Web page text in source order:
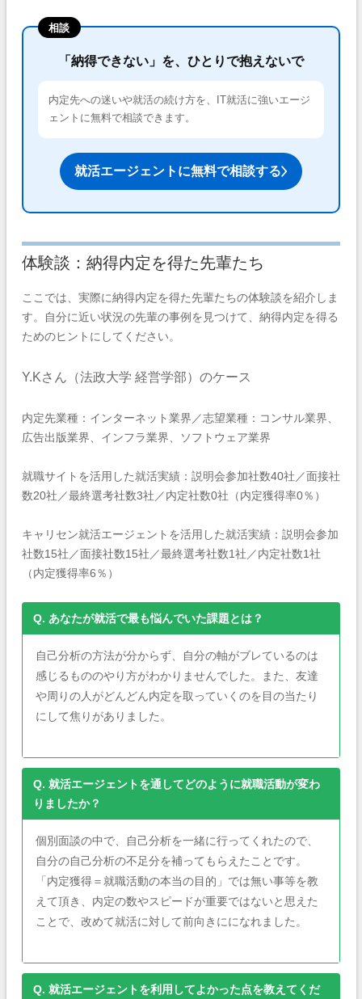
相談
「納得できない」を、ひとりで抱えないで
内定先への迷いや就活の続け方を、IT就活に強いエージ
ェントに無料で相談できます。
就活エージェントに無料で相談する
体験談：納得内定を得た先輩たち
ここでは、実際に納得内定を得た先輩たちの体験談を紹介しま
す。自分に近い状況の先輩の事例を見つけて、納得内定を得る
ためのヒントにしてください。
Y.Kさん（法政大学 経営学部）のケース
内定先業種：インターネット業界／志望業種：コンサル業界、
広告出版業界、インフラ業界、ソフトウェア業界
就職サイトを活用した就活実績：説明会参加社数40社／面接社
数20社／最終選考社数3社／内定社数0社（内定獲得率0％）
キャリセン就活エージェントを活用した就活実績：説明会参加
社数15社／面接社数15社／最終選考社数1社／内定社数1社
（内定獲得率6％）
Q. あなたが就活で最も悩んでいた課題とは？
自己分析の方法が分からず、自分の軸がブレているのは
感じるもののやり方がわかりませんでした。また、友達
や周りの人がどんどん内定を取っていくのを目の当たり
にして焦りがありました。
Q. 就活エージェントを通してどのように就職活動が変わ
りましたか？
個別面談の中で、自己分析を一緒に行ってくれたので、
自分の自己分析の不足分を補ってもらえたことです。
「内定獲得＝就職活動の本当の目的」では無い事等を教
えて頂き、内定の数やスピードが重要ではないと思えた
ことで、改めて就活に対して前向きにになれました。
Q. 就活エージェントを利用してよかった点を教えてくだ